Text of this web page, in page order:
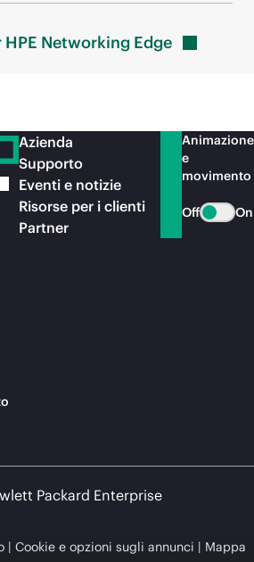
Networking Edge
Azienda
Supporto
Eventi e notizie
Risorse per i clienti
Partner
Animazione
e
movimento
Off On
Packard Enterprise
Cookie e opzioni sugli annunci
Mappa